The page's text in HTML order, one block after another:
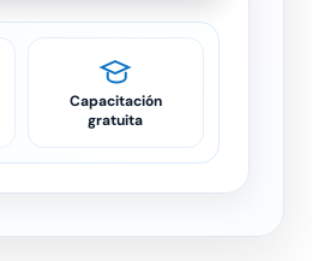
Capacitación
gratuita